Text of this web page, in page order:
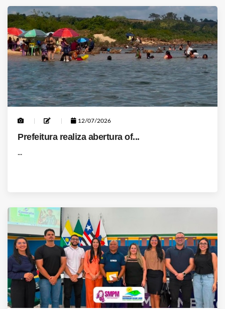
12/07/2026
Prefeitura realiza abertura of...
...